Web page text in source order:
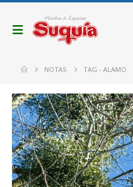
NOTAS TAG -ALAMO